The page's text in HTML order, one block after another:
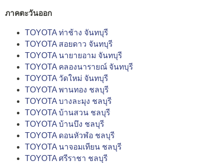
ภาคตะวันออก
TOYOTA ท่าช้าง จันทบุรี
TOYOTA สอยดาว จันทบุรี
TOYOTA นายายอาม จันทบุรี
TOYOTA คลองนารายณ์ จันทบุรี
TOYOTA วัดใหม่ จันทบุรี
TOYOTA พานทอง ชลบุรี
TOYOTA บางละมุง ชลบุรี
TOYOTA บ้านสวน ชลบุรี
TOYOTA บ้านบึง ชลบุรี
TOYOTA ดอนหัวฬ่อ ชลบุรี
TOYOTA นาจอมเทียน ชลบุรี
TOYOTA ศรีราชา ชลบุรี